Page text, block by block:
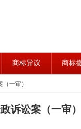
商标异议 商标
一审）
诉讼案（一审）